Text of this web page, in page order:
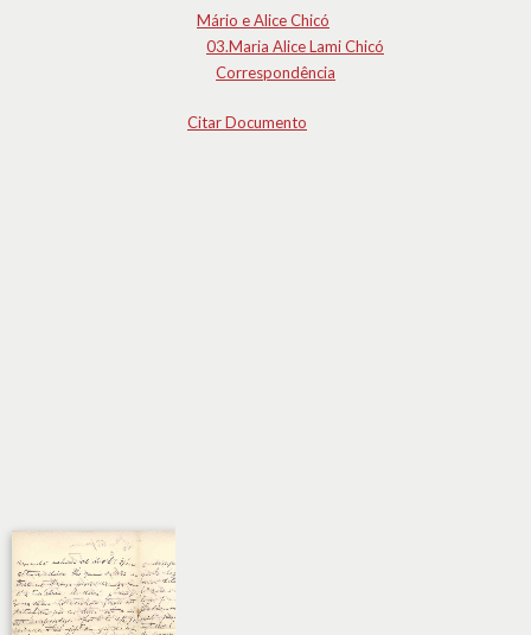
Mário e Alice Chicó
03.Maria Alice Lami Chicó
Correspondência
Citar Documento